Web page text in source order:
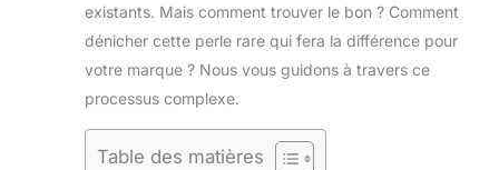
existants. Mais comment trouver le bon ? Comment
dénicher cette perle rare qui fera la différence pour
votre marque ? Nous vous guidons à travers ce
processus complexe.
Table des matières